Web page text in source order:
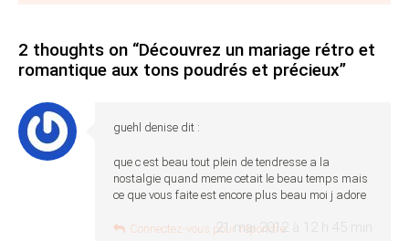
2 thoughts on “Découvrez un mariage rétro et
romantique aux tons poudrés et précieux”
guehl denise dit :
21 mai 2012 à 12 h 45 min
que c est beau tout plein de tendresse a la
nostalgie quand meme cetait le beau temps mais
ce que vous faite est encore plus beau moi j adore
Connectez-vous pour répondre